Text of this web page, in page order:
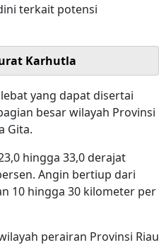
terkait potensi
Karhutla
yang dapat disertai
besar wilayah Provinsi
Gita.
hingga 33,0 derajat
Angin bertiup dari
10 hingga 30 kilometer per
perairan Provinsi Riau